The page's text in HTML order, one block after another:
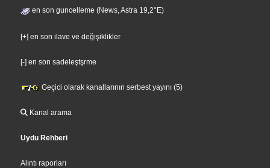
en son guncelleme (News, Astra 19,2°E)
[+] en son ilave ve değişiklikler
[-] en son sadeleştşrme
Geçici olarak kanallarının serbest yayını (5)
Kanal arama
Uydu Rehberi
Alıntı raporları